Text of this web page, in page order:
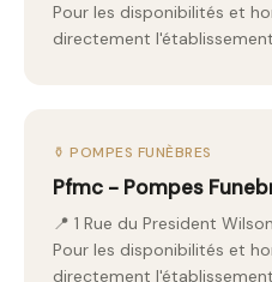
Pour les disponibilités et
directement
⚱️ POMPES FUNÈBRES
Pfmc - Pompes
📍 1 Rue du President
Pour les disponibilités et
directement